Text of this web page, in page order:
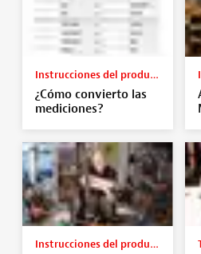
Instrucciones del producto
¿Cómo convierto las
mediciones?
Instrucciones del producto